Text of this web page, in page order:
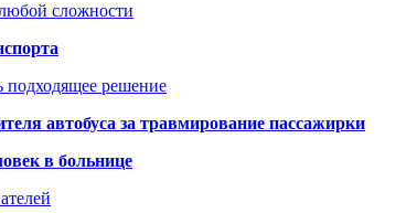
сложности
подходящее решение
автобуса за травмирование пассажирки
в больнице